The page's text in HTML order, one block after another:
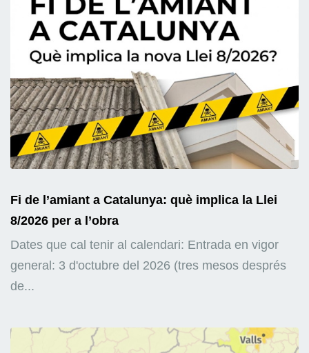
Fi de l’amiant a Catalunya: què implica la Llei
8/2026 per a l’obra
Dates que cal tenir al calendari: Entrada en vigor
general: 3 d'octubre del 2026 (tres mesos després
de...